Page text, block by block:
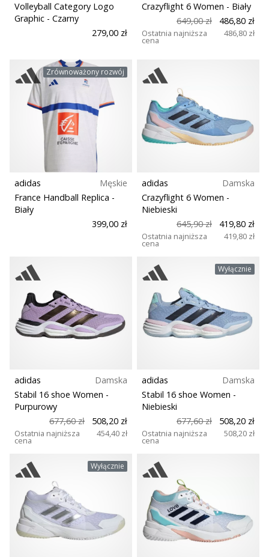
Volleyball Category Logo
Graphic - Czarny
279,00 zł
Crazyflight 6 Women - Biały
649,00 zł
486,80 zł
Ostatnia najniższa
cena
486,80 zł
Zrównoważony rozwój
adidas
Męskie
France Handball Replica -
Biały
399,00 zł
adidas
Damska
Crazyflight 6 Women -
Niebieski
645,90 zł
419,80 zł
Ostatnia najniższa
cena
419,80 zł
adidas
Damska
Stabil 16 shoe Women -
Purpurowy
677,60 zł
508,20 zł
Ostatnia najniższa
cena
454,40 zł
Wyłącznie
adidas
Damska
Stabil 16 shoe Women -
Niebieski
677,60 zł
508,20 zł
Ostatnia najniższa
cena
508,20 zł
Wyłącznie